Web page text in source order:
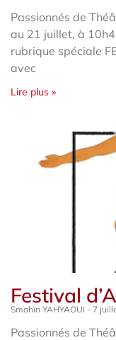
Passionnés de
au 21 juillet, à
rubrique spéciale
avec
Lire plus »
Festival
Smahïn YAHYAOUI 7
Passionnés de